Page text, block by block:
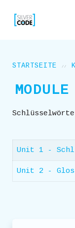
STARTSEITE
Unit 1 -
Unit 2 -